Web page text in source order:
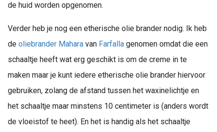
de huid worden opgenomen.
Verder heb je nog een etherische olie brander nodig. Ik heb
de oliebrander Mahara van Farfalla genomen omdat die een
schaaltje heeft wat erg geschikt is om de creme in te
maken maar je kunt iedere etherische olie brander hiervoor
gebruiken, zolang de afstand tussen het waxinelichtje en
het schaaltje maar minstens 10 centimeter is (anders wordt
de vloeistof te heet). En het is handig als het schaaltje